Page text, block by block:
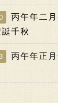
丙午年二
千秋
丙午年正